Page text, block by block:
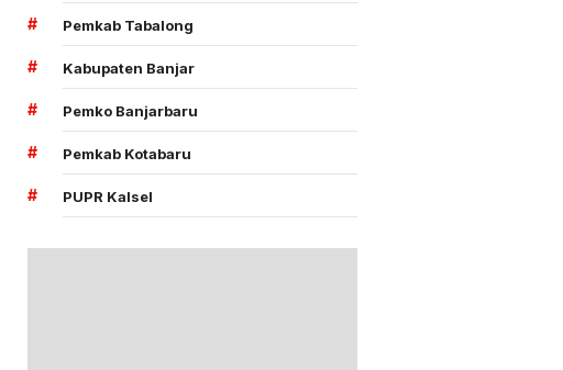
# Pemkab Tabalong
# Kabupaten Banjar
# Pemko Banjarbaru
# Pemkab Kotabaru
# PUPR Kalsel